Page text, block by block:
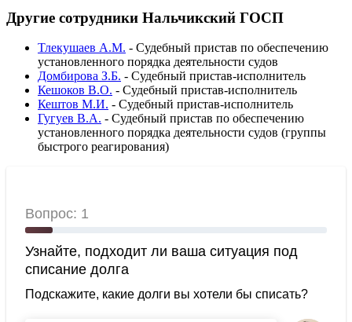
Другие сотрудники Нальчикский ГОСП
Тлекушаев А.М. - Судебный пристав по обеспечению
установленного порядка деятельности судов
Домбирова З.Б. - Судебный пристав-исполнитель
Кешоков В.О. - Судебный пристав-исполнитель
Кештов М.И. - Судебный пристав-исполнитель
Гугуев В.А. - Судебный пристав по обеспечению
установленного порядка деятельности судов (группы
быстрого реагирования)